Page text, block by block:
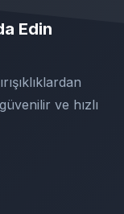
Edin
ve hızlı